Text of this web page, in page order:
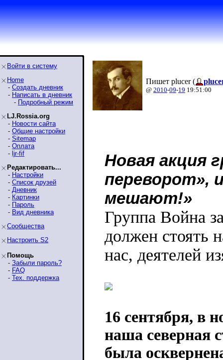
Войти в систему
Home
- Создать дневник
- Написать в дневник
- Подробный режим
LJ.Rossia.org
- Новости сайта
- Общие настройки
- Sitemap
- Оплата
- ljr-fif
Редактировать...
- Настройки
- Список друзей
- Дневник
- Картинки
- Пароль
- Вид дневника
Сообщества
Настроить S2
Помощь
- Забыли пароль?
- FAQ
- Тех. поддержка
Пишет plucer (
@ 2010-09-19 19:51:00
Новая акция
переворот»,
мешают!»
Группа Война
должен стоять
нас, деятелей
16 сентября, в
наша северная
была